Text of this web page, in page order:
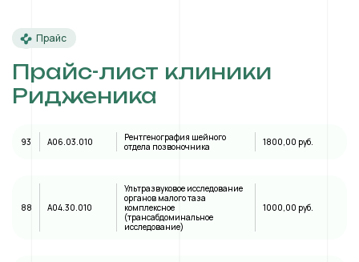
Прайс
Прайс-лист клиники
Ридженика
93 A06.03.010
Рентгенография шейного
отдела позвоночника
1800,00 руб.
88 А04.30.010
Ультразвуковое исследование
органов малого таза
комплексное
(трансабдоминальное
исследование)
1000,00 руб.